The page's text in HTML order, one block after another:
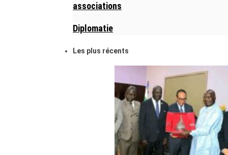
associations
Diplomatie
Les plus récents